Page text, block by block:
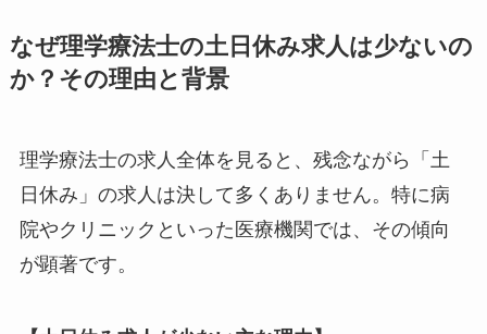
なぜ理学療法士の土日休み求人は少ないの
か？その理由と背景
理学療法士の求人全体を見ると、残念ながら「土
日休み」の求人は決して多くありません。特に病
院やクリニックといった医療機関では、その傾向
が顕著です。